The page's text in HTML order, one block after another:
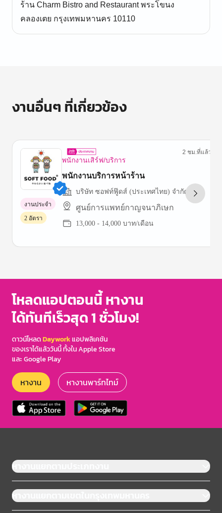
ร้าน Charm Bistro and Restaurant พระโขนง
คลองเตย กรุงเทพมหานคร 10110
งานอื่นๆ ที่เกี่ยวข้อง
พนักงานเสิร์ฟ/บริการ
2 ชม.ที่แล้ว
พนักงานบริการหน้าร้าน
บริษัท ซอฟท์ฟู๊ดส์ (ประเทศไทย) จำกัด
ศูนย์การแพทย์กาญจนาภิเษก
13,000 - 14,000 บาท/เดือน
งานประจำ
2 อัตรา
of
โหลดแอปตอนนี้ หางาน
ได้ทันทีเร็วสุด 1 ชั่วโมง!
ดาวน์โหลดDayworkแอปพลิเคชัน
ของเราได้แล้ววันนี้ ทั้งใน Apple Store
และ Google Play
หางาน หางานพาร์ทไทม์
หางานแยกตามประเภทงาน
หางานแยกตามเขตในกรุงเทพมหานคร